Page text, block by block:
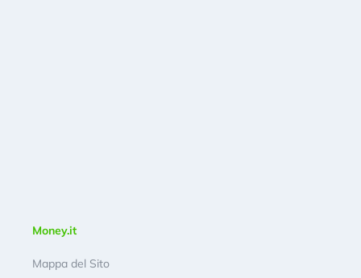
Money.it
Mappa del Sito